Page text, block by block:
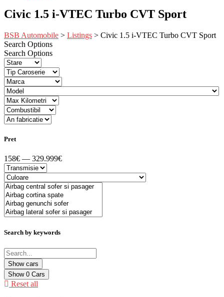
Civic 1.5 i-VTEC Turbo CVT Sport
BSB Automobile > Listings > Civic 1.5 i-VTEC Turbo CVT Sport
Search Options
Search Options
Pret
158€ — 329.999€
Search by keywords
Show 0 Cars
Reset all